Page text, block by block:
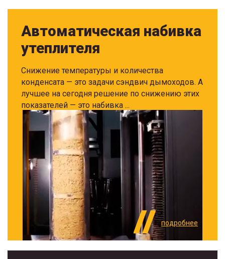
Автоматическая набивка
утеплителя
Снижение температуры и количества
конденсата — это задачи сэндвич дымоходов. А
лучшее на сегодня решение по снижению этих
показателей — это набивка ...
подробнее